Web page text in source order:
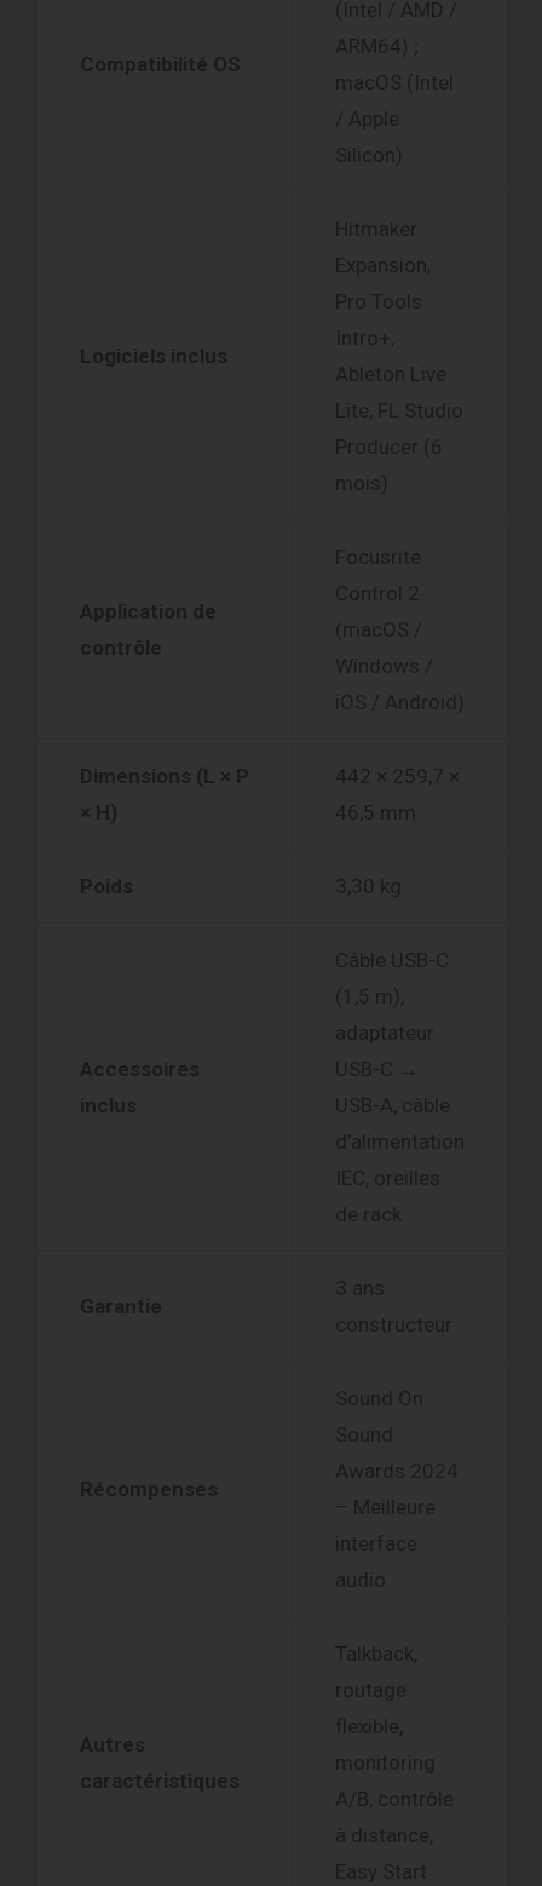
Compatibilité OS
(Intel / AMD /
ARM64) ;
macOS (Intel
/ Apple
Silicon)
Logiciels inclus
Hitmaker
Expansion,
Pro Tools
Intro+,
Ableton Live
Lite, FL Studio
Producer (6
mois)
Application de
contrôle
Focusrite
Control 2
(macOS /
Windows /
iOS / Android)
Dimensions (L × P
× H)
442 × 259,7 ×
46,5 mm
Poids 3,30 kg
Accessoires
inclus
Câble USB-C
(1,5 m),
adaptateur
USB-C →
USB-A, câble
d’alimentation
IEC, oreilles
de rack
Garantie
3 ans
constructeur
Récompenses
Sound On
Sound
Awards 2024
– Meilleure
interface
audio
Autres
caractéristiques
Talkback,
routage
flexible,
monitoring
A/B, contrôle
à distance,
Easy Start